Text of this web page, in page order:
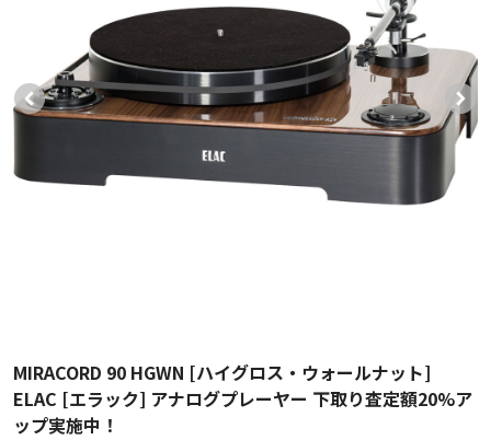
MIRACORD 90 HGWN [ハイグロス・ウォールナット]
ELAC [エラック] アナログプレーヤー 下取り査定額20%ア
ップ実施中！